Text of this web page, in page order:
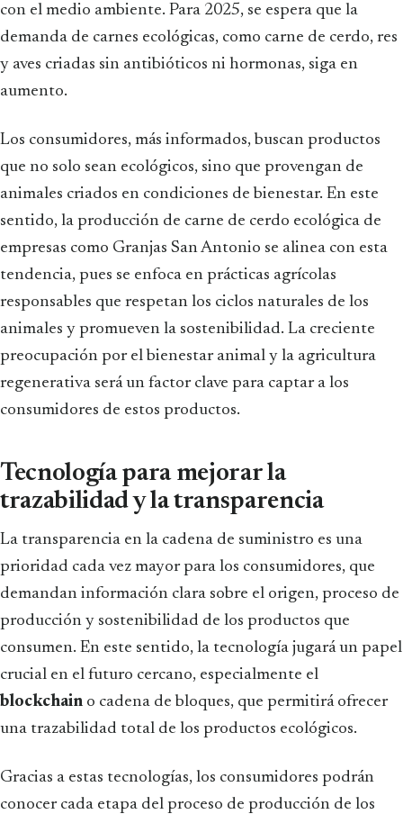
con el medio ambiente. Para 2025, se espera que la
demanda de carnes ecológicas, como carne de cerdo, res
y aves criadas sin antibióticos ni hormonas, siga en
aumento.
Los consumidores, más informados, buscan productos
que no solo sean ecológicos, sino que provengan de
animales criados en condiciones de bienestar. En este
sentido, la producción de carne de cerdo ecológica de
empresas como Granjas San Antonio se alinea con esta
tendencia, pues se enfoca en prácticas agrícolas
responsables que respetan los ciclos naturales de los
animales y promueven la sostenibilidad. La creciente
preocupación por el bienestar animal y la agricultura
regenerativa será un factor clave para captar a los
consumidores de estos productos.
Tecnología para mejorar la
trazabilidad y la transparencia
La transparencia en la cadena de suministro es una
prioridad cada vez mayor para los consumidores, que
demandan información clara sobre el origen, proceso de
producción y sostenibilidad de los productos que
consumen. En este sentido, la tecnología jugará un papel
crucial en el futuro cercano, especialmente el
blockchain o cadena de bloques, que permitirá ofrecer
una trazabilidad total de los productos ecológicos.
Gracias a estas tecnologías, los consumidores podrán
conocer cada etapa del proceso de producción de los